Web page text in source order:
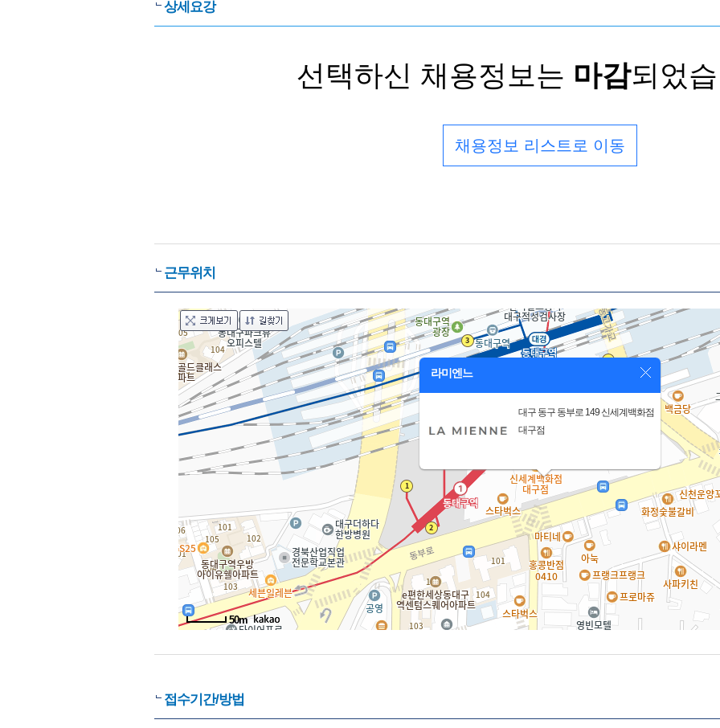
상세요강
선택하신 채용정보는 마감되었
채용정보 리스트로 이동
근무위치
라미엔느
대구 동구 동부로 149 신세계백화점
대구점
50m
접수기간/방법